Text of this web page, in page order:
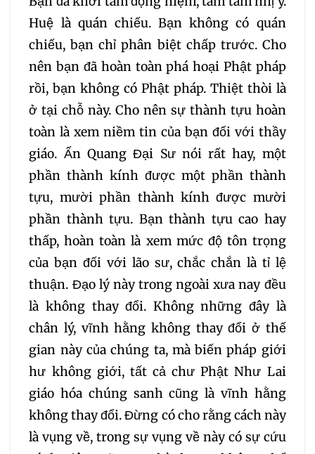
Huệ là quán chiếu. Bạn không có quán
chiếu, bạn chỉ phân biệt chấp trước. Cho
nên bạn đã hoàn toàn phá hoại Phật pháp
rồi, bạn không có Phật pháp. Thiệt thòi là
ở tại chỗ này. Cho nên sự thành tựu hoàn
toàn là xem niềm tin của bạn đối với thầy
giáo. Ấn Quang Đại Sư nói rất hay, một
phần thành kính được một phần thành
tựu, mười phần thành kính được mười
phần thành tựu. Bạn thành tựu cao hay
thấp, hoàn toàn là xem mức độ tôn trọng
của bạn đối với lão sư, chắc chắn là tỉ lệ
thuận. Đạo lý này trong ngoài xưa nay đều
là không thay đổi. Không những đây là
chân lý, vĩnh hằng không thay đổi ở thế
gian này của chúng ta, mà biến pháp giới
hư không giới, tất cả chư Phật Như Lai
giáo hóa chúng sanh cũng là vĩnh hằng
không thay đổi. Đừng có cho rằng cách này
là vụng về, trong sự vụng về này có sự cứu